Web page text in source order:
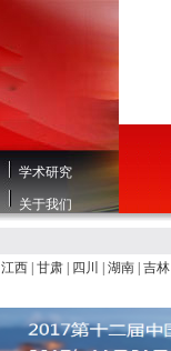
学术研究
关于我们
江西 甘肃 四川 湖南 吉林